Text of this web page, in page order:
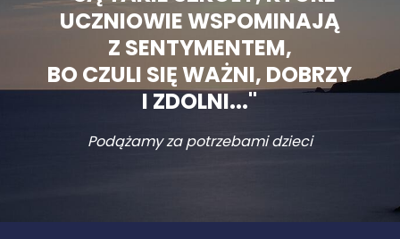
UCZNIOWIE WSPOMINAJĄ
Z SENTYMENTEM,
BO CZULI SIĘ WAŻNI, DOBRZY
I ZDOLNI..."
Podążamy za potrzebami dzieci